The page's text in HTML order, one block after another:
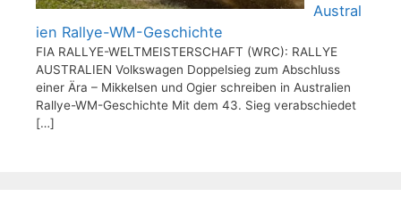
Austral
ien Rallye-WM-Geschichte
FIA RALLYE-WELTMEISTERSCHAFT (WRC): RALLYE
AUSTRALIEN Volkswagen Doppelsieg zum Abschluss
einer Ära – Mikkelsen und Ogier schreiben in Australien
Rallye-WM-Geschichte Mit dem 43. Sieg verabschiedet
[…]